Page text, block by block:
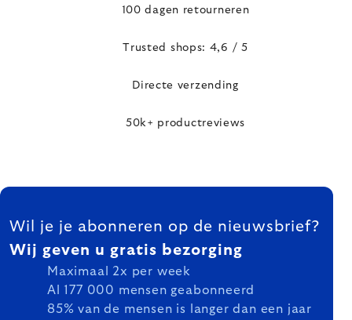
100 dagen retourneren
Trusted shops: 4,6 / 5
Directe verzending
50k+ productreviews
FOOTER
Wil je je abonneren op de nieuwsbrief?
Wij geven u gratis bezorging
Maximaal 2x per week
Al 177 000 mensen geabonneerd
85% van de mensen is langer dan een jaar